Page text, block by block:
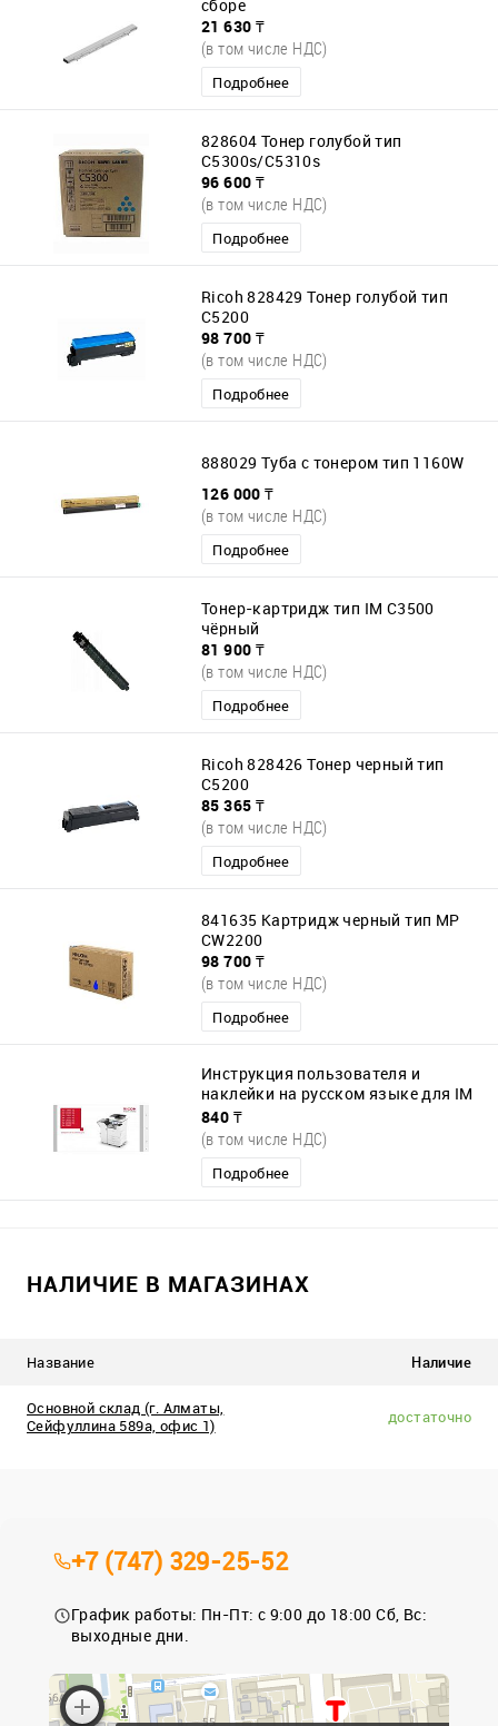
сборе
21 630 ₸
(в том числе НДС)
Подробнее
828604 Тонер голубой тип
С5300s/C5310s
96 600 ₸
(в том числе НДС)
Подробнее
Ricoh 828429 Тонер голубой тип
C5200
98 700 ₸
(в том числе НДС)
Подробнее
888029 Туба с тонером тип 1160W
126 000 ₸
(в том числе НДС)
Подробнее
Тонер-картридж тип IM C3500
чёрный
81 900 ₸
(в том числе НДС)
Подробнее
Ricoh 828426 Тонер черный тип
C5200
85 365 ₸
(в том числе НДС)
Подробнее
841635 Картридж черный тип MP
CW2200
98 700 ₸
(в том числе НДС)
Подробнее
Инструкция пользователя и
наклейки на русском языке для IM
C2000-6000
840 ₸
(в том числе НДС)
Подробнее
НАЛИЧИЕ В МАГАЗИНАХ
Название Наличие
Основной склад (г. Алматы,
Сейфуллина 589а, офис 1)
достаточно
+7 (747) 329-25-52
График работы: Пн-Пт: с 9:00 до 18:00 Сб, Вс:
выходные дни.